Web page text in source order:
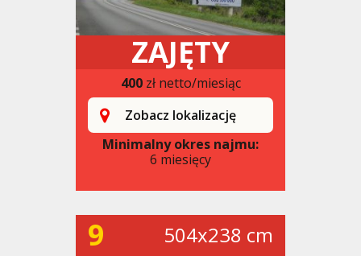
ZAJĘTY
400zł netto/miesiąc
Zobacz lokalizację
Minimalny okres najmu:
6 miesięcy
9 504x238 cm